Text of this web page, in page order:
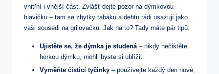
vnitřní i vnější část. Zvlášť dejte pozor na dýmkovou
hlavičku – tam se zbytky tabáku a dehtu rádi usazují jako
vaši sousedi na grilovačku. Jak na to? Tady máte pár tipů:
Ujistěte se, že dýmka je studená – nikdy nečistěte
horkou dýmku, mohli byste si ublížit.
Vyměňte čisticí tyčinky – používejte každý den nové,